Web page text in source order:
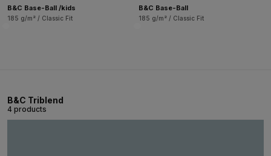
B&C Base-Ball /kids
185 g/m² / Classic Fit
B&C Base-Ball
185 g/m² / Classic Fit
B&C Triblend
4 products